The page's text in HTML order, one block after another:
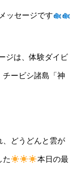
ッセージです
ジは、体験ダイビ
チービシ諸島「神
、どうどんと雲が
た 本日の最